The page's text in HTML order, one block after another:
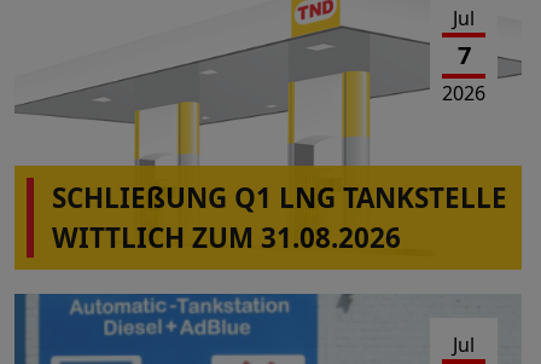
Jul
7
2026
SCHLIEßUNG Q1 LNG TANKSTELLE
WITTLICH ZUM 31.08.2026
Jul